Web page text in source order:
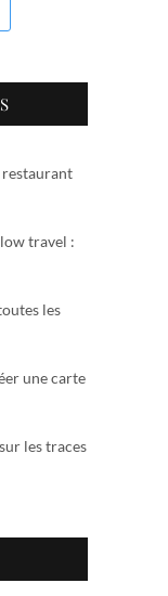
restaurant
travel :
les
une carte
les traces